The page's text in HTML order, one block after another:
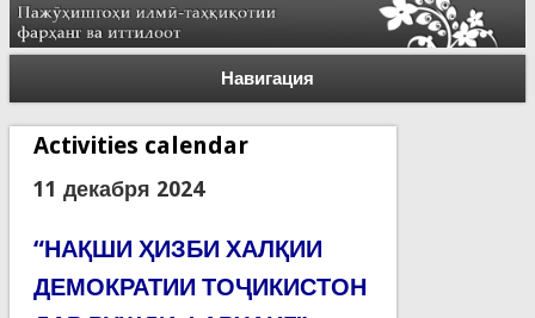
Навигация
Activities calendar
11 декабря 2024
“НАҚШИ ҲИЗБИ ХАЛҚИИ
ДЕМОКРАТИИ ТОҶИКИСТОН